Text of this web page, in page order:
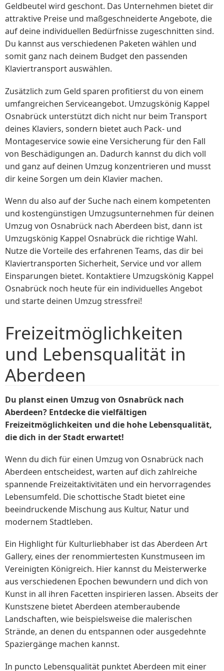
Geldbeutel wird geschont. Das Unternehmen bietet dir
attraktive Preise und maßgeschneiderte Angebote, die
auf deine individuellen Bedürfnisse zugeschnitten sind.
Du kannst aus verschiedenen Paketen wählen und
somit ganz nach deinem Budget den passenden
Klaviertransport auswählen.
Zusätzlich zum Geld sparen profitierst du von einem
umfangreichen Serviceangebot. Umzugskönig Kappel
Osnabrück unterstützt dich nicht nur beim Transport
deines Klaviers, sondern bietet auch Pack- und
Montageservice sowie eine Versicherung für den Fall
von Beschädigungen an. Dadurch kannst du dich voll
und ganz auf deinen Umzug konzentrieren und musst
dir keine Sorgen um dein Klavier machen.
Wenn du also auf der Suche nach einem kompetenten
und kostengünstigen Umzugsunternehmen für deinen
Umzug von Osnabrück nach Aberdeen bist, dann ist
Umzugskönig Kappel Osnabrück die richtige Wahl.
Nutze die Vorteile des erfahrenen Teams, das dir bei
Klaviertransporten Sicherheit, Service und vor allem
Einsparungen bietet. Kontaktiere Umzugskönig Kappel
Osnabrück noch heute für ein individuelles Angebot
und starte deinen Umzug stressfrei!
Freizeitmöglichkeiten
und Lebensqualität in
Aberdeen
Du planst einen Umzug von Osnabrück nach
Aberdeen? Entdecke die vielfältigen
Freizeitmöglichkeiten und die hohe Lebensqualität,
die dich in der Stadt erwartet!
Wenn du dich für einen Umzug von Osnabrück nach
Aberdeen entscheidest, warten auf dich zahlreiche
spannende Freizeitaktivitäten und ein hervorragendes
Lebensumfeld. Die schottische Stadt bietet eine
beeindruckende Mischung aus Kultur, Natur und
modernem Stadtleben.
Ein Highlight für Kulturliebhaber ist das Aberdeen Art
Gallery, eines der renommiertesten Kunstmuseen im
Vereinigten Königreich. Hier kannst du Meisterwerke
aus verschiedenen Epochen bewundern und dich von
Kunst in all ihren Facetten inspirieren lassen. Abseits der
Kunstszene bietet Aberdeen atemberaubende
Landschaften, wie beispielsweise die malerischen
Strände, an denen du entspannen oder ausgedehnte
Spaziergänge machen kannst.
In puncto Lebensqualität punktet Aberdeen mit einer